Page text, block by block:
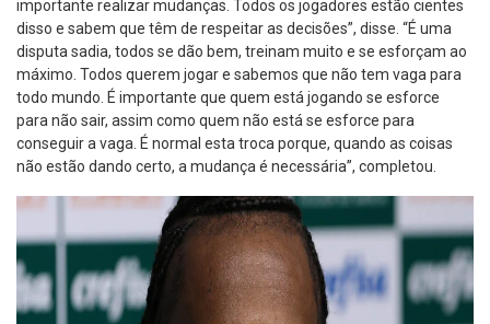
importante realizar mudanças. Todos os jogadores estão cientes
disso e sabem que têm de respeitar as decisões”, disse. “É uma
disputa sadia, todos se dão bem, treinam muito e se esforçam ao
máximo. Todos querem jogar e sabemos que não tem vaga para
todo mundo. É importante que quem está jogando se esforce
para não sair, assim como quem não está se esforce para
conseguir a vaga. É normal esta troca porque, quando as coisas
não estão dando certo, a mudança é necessária”, completou.